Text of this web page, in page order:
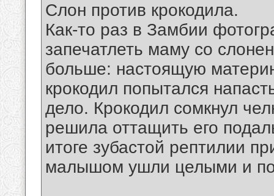
Слон против крокодила.
Как-то раз в Замбии
запечатлеть маму со
больше: настоящую
крокодил попытался
дело. Крокодил сомкнул
решила оттащить его
итоге зубастой рептилии
малышом ушли целыми и